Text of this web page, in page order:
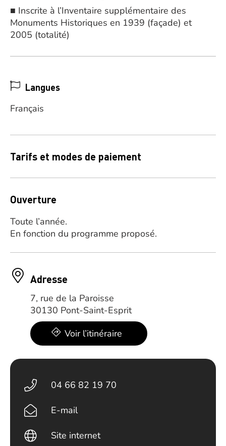
■ Inscrite à l’Inventaire supplémentaire des
Monuments Historiques en 1939 (façade) et
2005 (totalité)
Langues
Français
Tarifs et modes de paiement
Ouverture
Toute l’année.
En fonction du programme proposé.
Adresse
7, rue de la Paroisse
30130 Pont-Saint-Esprit
Voir l’itinéraire
04 66 82 19 70
E-mail
Site internet